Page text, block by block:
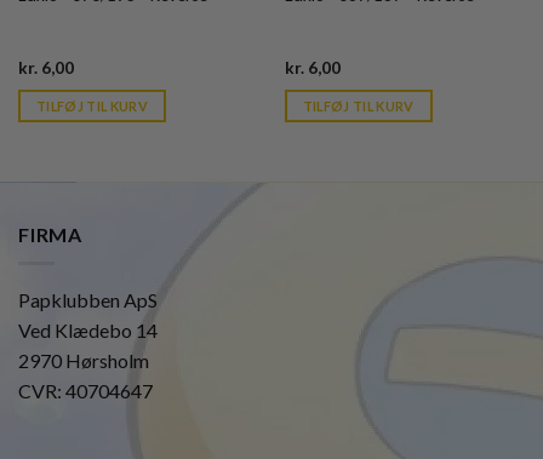
kr. 6,00Current
is:
kr. 39,95.
TILFØJ TIL KURV
kr.6,00Current
is:
kr. 39,95.
TILFØJ TIL KURV
FIRMA
Papklubben ApS
Ved Klædebo 14
2970 Hørsholm
CVR: 40704647